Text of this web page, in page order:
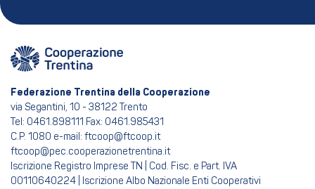
Federazione Trentina della Cooperazione
via Segantini, 10 - 38122 Trento
Tel: 0461.898111 Fax: 0461.985431
C.P. 1080 e-mail: ftcoop@ftcoop.it
ftcoop@pec.cooperazionetrentina.it
Iscrizione Registro Imprese TN | Cod. Fisc. e Part. IVA
00110640224 | Iscrizione Albo Nazionale Enti Cooperativi